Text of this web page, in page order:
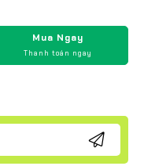
Mua Ngay
Thanh toán ngay